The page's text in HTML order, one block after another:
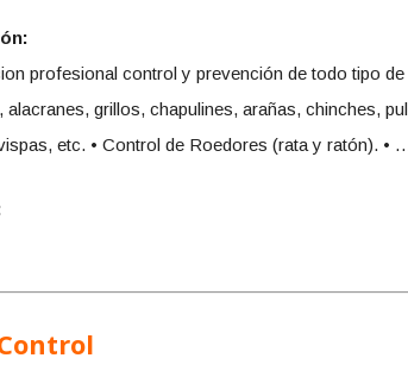
profesional control y prevención de todo tipo
alacranes, grillos, chapulines, arañas, chinches,
etc. • Control de Roedores (rata y ratón). •